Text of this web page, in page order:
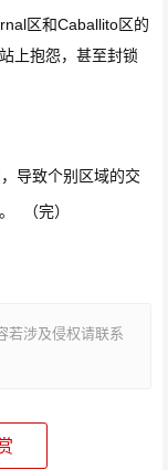
区和Caballito 区的
上抱怨，甚至封锁
导致个别区域的交
（完）
若涉及侵权请联系